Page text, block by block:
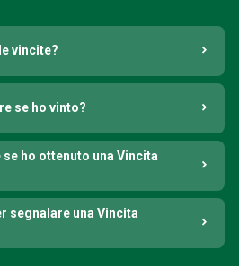
vincite?
se ho vinto?
ho ottenuto una Vincita
segnalare una Vincita